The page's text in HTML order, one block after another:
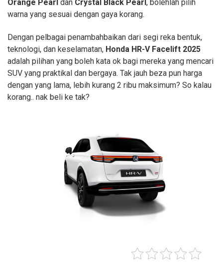
Orange Pearl dan Crystal Black Pearl, bolehlah pilih
warna yang sesuai dengan gaya korang.
Dengan pelbagai penambahbaikan dari segi reka bentuk,
teknologi, dan keselamatan, Honda HR-V Facelift 2025
adalah pilihan yang boleh kata ok bagi mereka yang mencari
SUV yang praktikal dan bergaya. Tak jauh beza pun harga
dengan yang lama, lebih kurang 2 ribu maksimum? So kalau
korang.. nak beli ke tak?